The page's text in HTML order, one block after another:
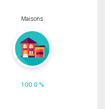
Maisons
100.0 %